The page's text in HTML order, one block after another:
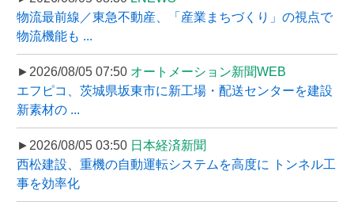
物流最前線／東急不動産、「産業まちづくり」の視点で
物流機能も ...
►2026/08/05 07:50 オートメーション新聞WEB
エフピコ、茨城県坂東市に新工場・配送センターを建設
新素材の ...
►2026/08/05 03:50 日本経済新聞
西松建設、重機の自動運転システムを高度に トンネル工
事を効率化